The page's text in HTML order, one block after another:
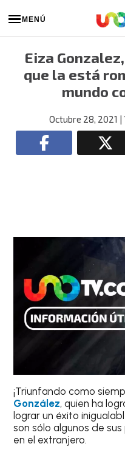
MENÚ
Eiza
que la está
mundo
Octubre 28, 2021 |
¡Triunfando como
González, quien ha
lograr un éxito
son sólo algunos de
en el extranjero.